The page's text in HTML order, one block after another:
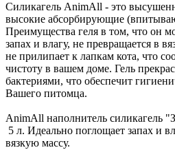
Силикагель AnimAll - это
высокие абсорбирующие
Преимущества геля в том, что он
запах и влагу, не превращается в
не прилипает к лапкам кота, что
чистоту в вашем доме. Гель
бактериями, что обеспечит
Вашего питомца.
AnimAll наполнитель силикагель
5 л. Идеально поглощает запах и
вязкую массу.